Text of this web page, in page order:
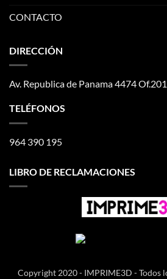
CONTACTO
DIRECCIÓN
Av. Republica de Panama 4474
TELÉFONOS
964 390 195
LIBRO DE RECLAMACIONES
Copyright 2020 - IMPRIME3D - Todos